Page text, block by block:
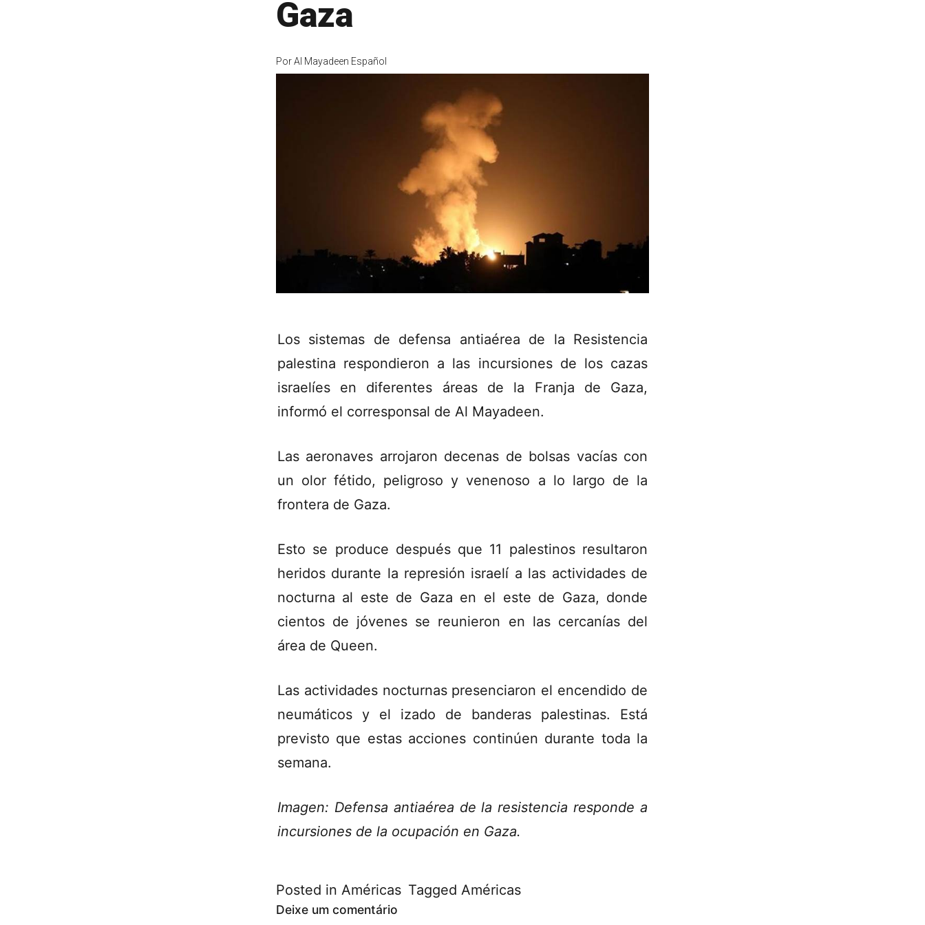
Gaza
PorAl Mayadeen Español
Los sistemas de defensa antiaérea de la Resistencia
palestina respondieron a las incursiones de los cazas
israelíes en diferentes áreas de la Franja de Gaza,
informó el corresponsal de Al Mayadeen.
Las aeronaves arrojaron decenas de bolsas vacías con
un olor fétido, peligroso y venenoso a lo largo de la
frontera de Gaza.
Esto se produce después que 11 palestinos resultaron
heridos durante la represión israelí a las actividades de
nocturna al este de Gaza en el este de Gaza, donde
cientos de jóvenes se reunieron en las cercanías del
área de Queen.
Las actividades nocturnas presenciaron el encendido de
neumáticos y el izado de banderas palestinas. Está
previsto que estas acciones continúen durante toda la
semana.
Imagen: Defensa antiaérea de la resistencia responde a
incursiones de la ocupación en Gaza.
Posted in Américas Tagged Américas
Deixe um comentário